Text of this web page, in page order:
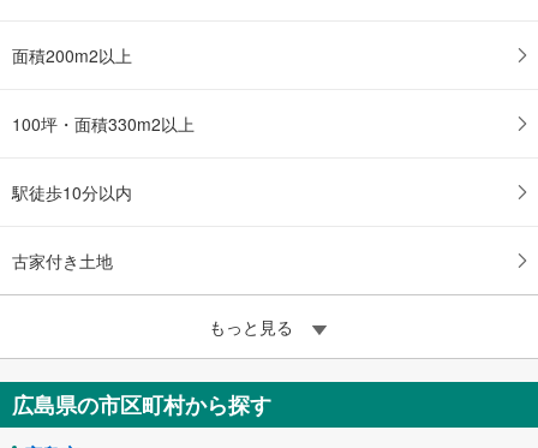
面積200m2以上
100坪・面積330m2以上
駅徒歩10分以内
古家付き土地
もっと見る
広島県の市区町村から探す